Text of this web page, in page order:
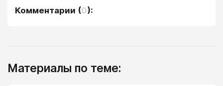
Комментарии (0):
Материалы по теме: